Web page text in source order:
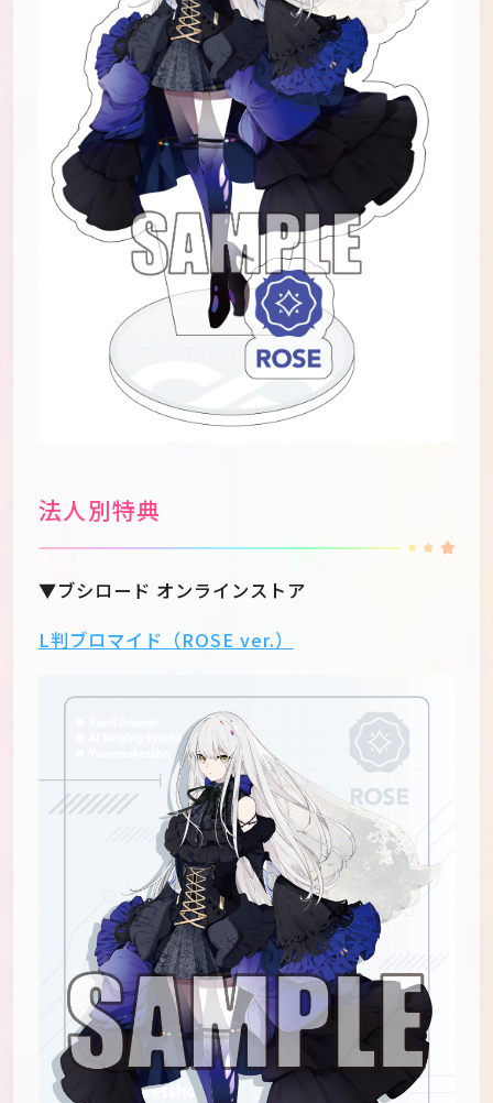
法人別特典
▼ブシロード オンラインストア
L判ブロマイド（ROSE ver.）